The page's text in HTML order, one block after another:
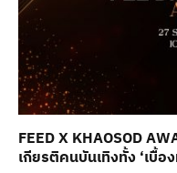
FEED X KHAOSOD
เกียรติคนบันเทิงทั้ง ‘เบื้อ